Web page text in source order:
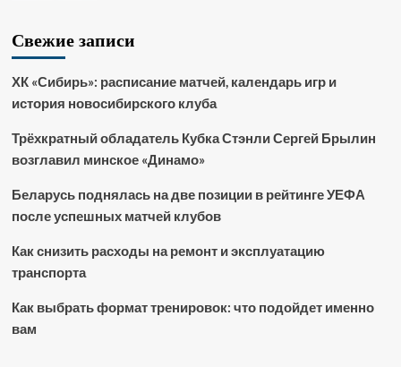
Свежие записи
ХК «Сибирь»: расписание матчей, календарь игр и
история новосибирского клуба
Трёхкратный обладатель Кубка Стэнли Сергей Брылин
возглавил минское «Динамо»
Беларусь поднялась на две позиции в рейтинге УЕФА
после успешных матчей клубов
Как снизить расходы на ремонт и эксплуатацию
транспорта
Как выбрать формат тренировок: что подойдет именно
вам